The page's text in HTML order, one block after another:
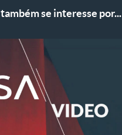
se interesse por...